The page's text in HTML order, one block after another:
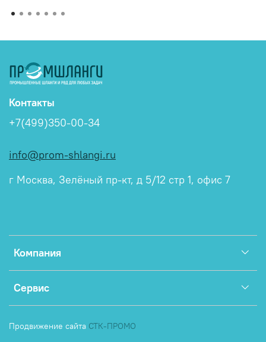
Компания
Сервис
Контакты
+7(499)350-00-34
info@prom-shlangi.ru
г Москва, Зелёный пр-кт, д 5/12 стр 1, офис 7
Продвижение сайта СТК-ПРОМО